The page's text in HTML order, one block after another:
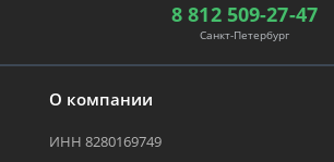
О компании
ИНН 8280169749
8 812 509-27-47
Санкт-Петербург